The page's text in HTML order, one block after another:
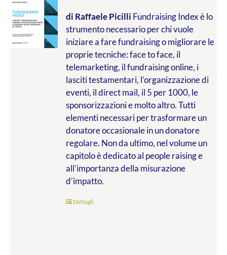
prezzo:
da
€9.99
a
€20.00
di Raffaele Picilli Fundraising Index è lo
strumento necessario per chi vuole
iniziare a fare fundraising o migliorare le
proprie tecniche: face to face, il
telemarketing, il fundraising online, i
lasciti testamentari, l’organizzazione di
eventi, il direct mail, il 5 per 1000, le
sponsorizzazioni e molto altro. Tutti
elementi necessari per trasformare un
donatore occasionale in un donatore
regolare. Non da ultimo, nel volume un
capitolo è dedicato al people raising e
all’importanza della misurazione
d’impatto.
Dettagli